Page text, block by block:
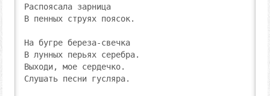
Распоясала зарница
В пенных струях поясок.
На бугре береза-свечка
В лунных перьях серебра.
Выходи, мое сердечко.
Слушать песни гусляра.